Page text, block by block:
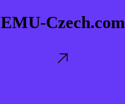
EMU-Czech.com